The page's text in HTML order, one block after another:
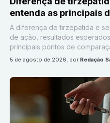
entenda as principais
A diferença de tirzepatida e
de ação, resultados
principais pontos de
5 de agosto de 2026, por Redação